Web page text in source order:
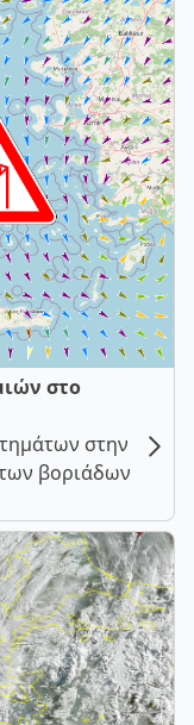
στο
στην
βοριάδων